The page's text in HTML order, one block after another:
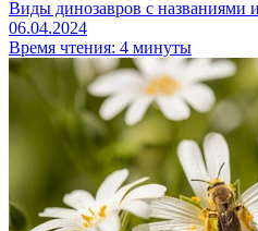
Виды динозавров с названиями
06.04.2024
Время чтения: 4 минуты